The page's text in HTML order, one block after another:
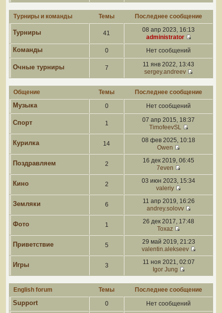
Турниры и команды Темы Последнее сообщение
Турниры 41
08 апр 2023, 16:13
administrator
Команды 0 Нет сообщений
Очные турниры 7
11 янв 2022, 13:43
sergey.andreev
Общение Темы Последнее сообщение
Музыка 0 Нет сообщений
Спорт 1
07 апр 2015, 18:37
TimofeevSL
Курилка 14
08 фев 2025, 10:18
Owen
Поздравляем 2
16 дек 2019, 06:45
7even
Кино 2
03 июн 2023, 15:34
valeriy
Земляки 6
11 апр 2019, 16:26
andrey.solovv
Фото 1
26 дек 2017, 17:48
Toxaz
Приветствие 5
29 май 2019, 21:23
valentin.alekseev
Игры 3
11 ноя 2021, 02:07
Igor Jung
English forum Темы Последнее сообщение
Support 0 Нет сообщений